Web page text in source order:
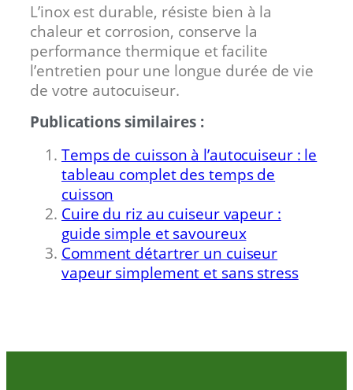
L’inox est durable, résiste bien à la
chaleur et corrosion, conserve la
performance thermique et facilite
l’entretien pour une longue durée de vie
de votre autocuiseur.
Publications similaires :
Temps de cuisson à l’autocuiseur : le
tableau complet des temps de
cuisson
Cuire du riz au cuiseur vapeur :
guide simple et savoureux
Comment détartrer un cuiseur
vapeur simplement et sans stress